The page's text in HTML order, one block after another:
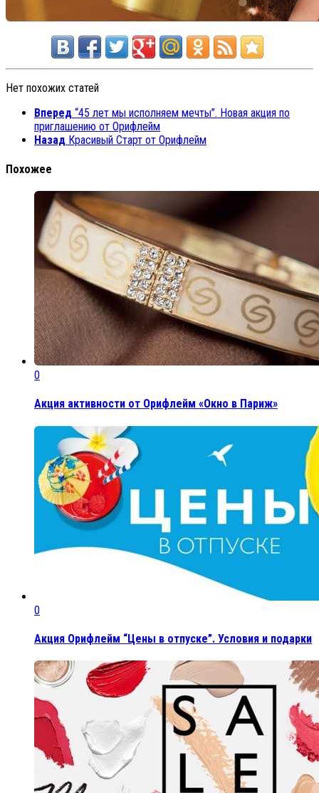
Нет похожих статей
Вперед “45 лет мы исполняем мечты”. Новая акция по
приглашению от Орифлейм
Назад Красивый Старт от Орифлейм
Похожее
0
Акция активности от Орифлейм «Окно в Париж»
0
Акция Орифлейм “Цены в отпуске”. Условия и подарки